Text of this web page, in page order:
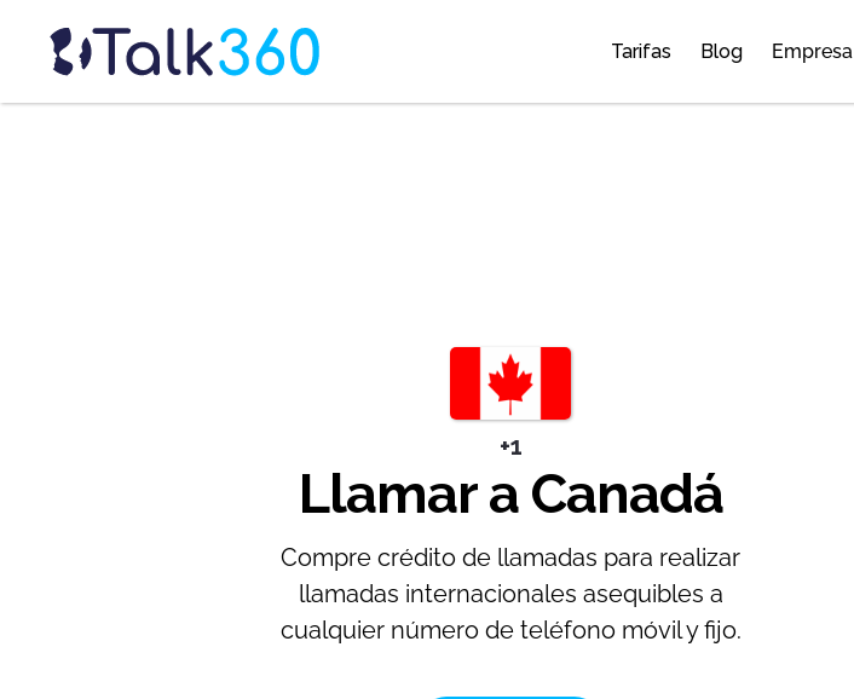
Tarifas Blog Empresa
+1
Llamar a Canadá
Compre crédito de llamadas para realizar
llamadas internacionales asequibles a
cualquier número de teléfono móvil y fijo.